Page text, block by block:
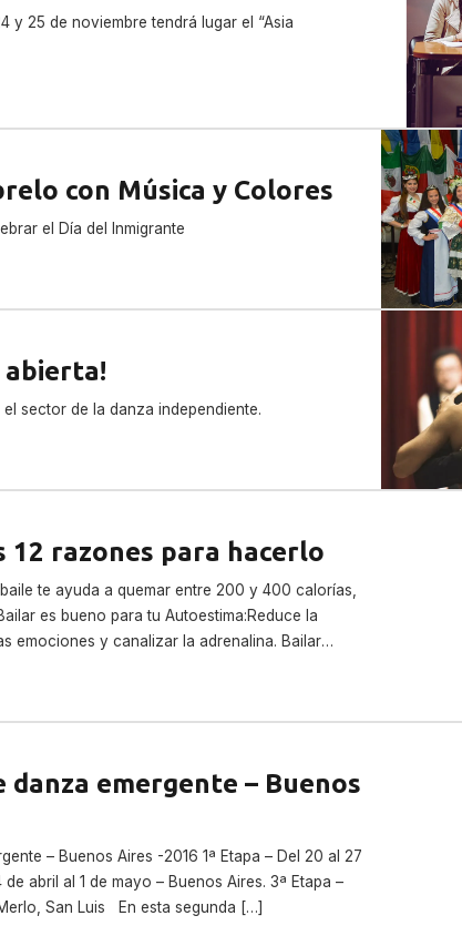
y 25 de noviembre tendrá lugar el “Asia
con Música y Colores
el Día del Inmigrante
abierta!
sector de la danza independiente.
12 razones para hacerlo
te ayuda a quemar entre 200 y 400 calorías,
es bueno para tu Autoestima:Reduce la
emociones y canalizar la adrenalina. Bailar
emergente – Buenos
– Buenos Aires -2016 1ª Etapa – Del 20 al 27
abril al 1 de mayo – Buenos Aires. 3ª Etapa –
San Luis En esta segunda […]